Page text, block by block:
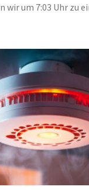
wir um 7:03 Uhr zu